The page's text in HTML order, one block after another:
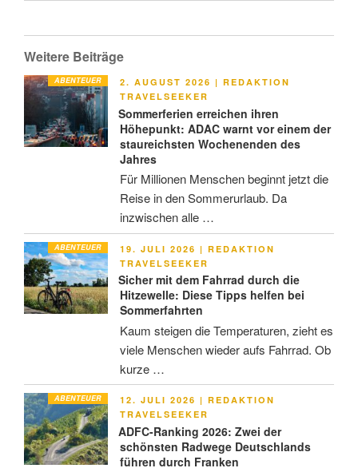
Weitere Beiträge
ABENTEUER
VERÖFFENTLICHT
AM
2. AUGUST 2026 | REDAKTION
TRAVELSEEKER
Sommerferien erreichen ihren
Höhepunkt: ADAC warnt vor einem der
staureichsten Wochenenden des
Jahres
Für Millionen Menschen beginnt jetzt die
Reise in den Sommerurlaub. Da
inzwischen alle …
ABENTEUER
VERÖFFENTLICHT
AM
19. JULI 2026 | REDAKTION
TRAVELSEEKER
Sicher mit dem Fahrrad durch die
Hitzewelle: Diese Tipps helfen bei
Sommerfahrten
Kaum steigen die Temperaturen, zieht es
viele Menschen wieder aufs Fahrrad. Ob
kurze …
ABENTEUER
VERÖFFENTLICHT
AM
12. JULI 2026 | REDAKTION
TRAVELSEEKER
ADFC-Ranking 2026: Zwei der
schönsten Radwege Deutschlands
führen durch Franken